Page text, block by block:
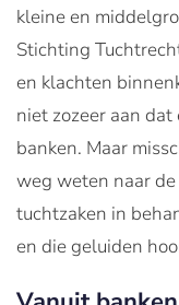
kleine en
Stichting
en klachten
niet zozeer aan
banken. Maar
weg weten naar
tuchtzaken in
en die geluiden